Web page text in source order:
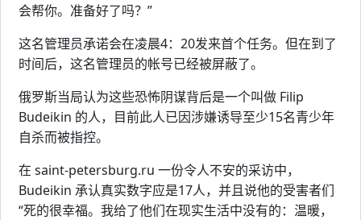
会帮你。准备好了吗？”
这名管理员承诺会在凌晨4：20发来首个任务。但在到了
时间后，这名管理员的帐号已经被屏蔽了。
俄罗斯当局认为这些恐怖阴谋背后是一个叫做 Filip
Budeikin 的人，目前此人已因涉嫌诱导至少15名青少年
自杀而被指控。
在 saint-petersburg.ru 一份令人不安的采访中，
Budeikin 承认真实数字应是17人，并且说他的受害者们
“死的很幸福。我给了他们在现实生活中没有的：温暖，